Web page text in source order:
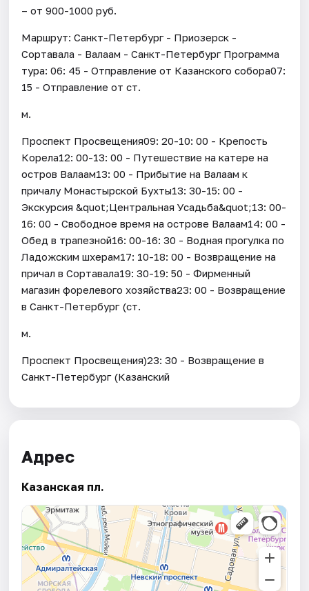
– от 900-1000 руб.
Маршрут: Санкт-Петербург - Приозерск -
Сортавала - Валаам - Санкт-Петербург Программа
тура: 06: 45 - Отправление от Казанского собора07:
15 - Отправление от ст.
м.
Проспект Просвещения09: 20-10: 00 - Крепость
Корела12: 00-13: 00 - Путешествие на катере на
остров Валаам13: 00 - Прибытие на Валаам к
причалу Монастырской Бухты13: 30-15: 00 -
Экскурсия &quot;Центральная Усадьба&quot;13: 00-
16: 00 - Свободное время на острове Валаам14: 00 -
Обед в трапезной16: 00-16: 30 - Водная прогулка по
Ладожским шхерам17: 10-18: 00 - Возвращение на
причал в Сортавала19: 30-19: 50 - Фирменный
магазин форелевого хозяйства23: 00 - Возвращение
в Санкт-Петербург (ст.
м.
Проспект Просвещения)23: 30 - Возвращение в
Санкт-Петербург (Казанский
Адрес
Казанская пл.